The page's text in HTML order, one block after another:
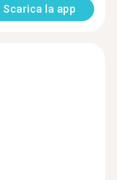
Scarica la app